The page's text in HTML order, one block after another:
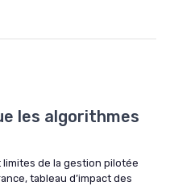
les algorithmes
de la gestion pilotée
tableau d’impact des